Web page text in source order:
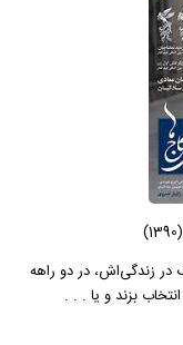
(1390)
در زندگی‌اش، در دو راهه
بزند و یا . . .